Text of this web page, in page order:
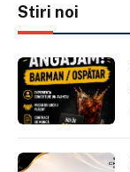
Stiri noi